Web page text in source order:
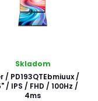
Skladom
/ PD193QTEbmiuux /
/ IPS / FHD / 100Hz /
4ms